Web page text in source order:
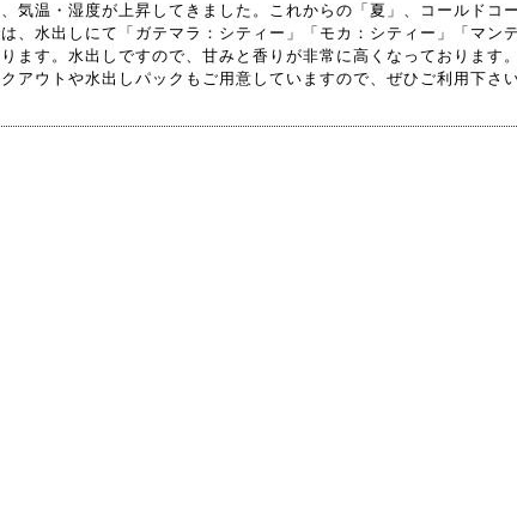
気温・湿度が上昇してきました。これからの「夏」、コールドコ
、水出しにて「ガテマラ：シティー」「モカ：シティー」「マン
ます。水出しですので、甘みと香りが非常に高くなっております。
アウトや水出しパックもご用意していますので、ぜひご利用下さ